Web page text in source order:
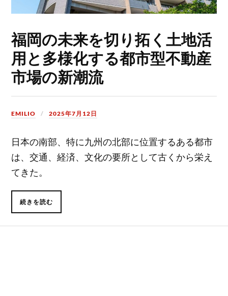
福岡の未来を切り拓く土地活
用と多様化する都市型不動産
市場の新潮流
EMILIO 2025年7月12日
日本の南部、特に九州の北部に位置するある都市
は、交通、経済、文化の要所として古くから栄え
てきた。
続きを読む